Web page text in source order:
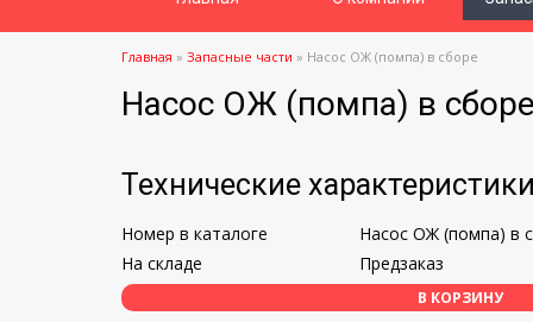
Главная » Запасные части » Насос ОЖ (помпа) в сборе
Насос ОЖ (помпа) в сборе
Технические характеристики
Номер в каталоге
Насос ОЖ (помпа) в
На складе
Предзаказ
В КОРЗИНУ